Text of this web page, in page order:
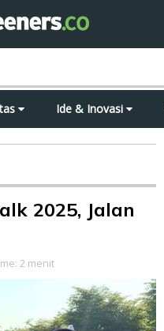
Ide & Inovasi
2025, Jalan
2 menit